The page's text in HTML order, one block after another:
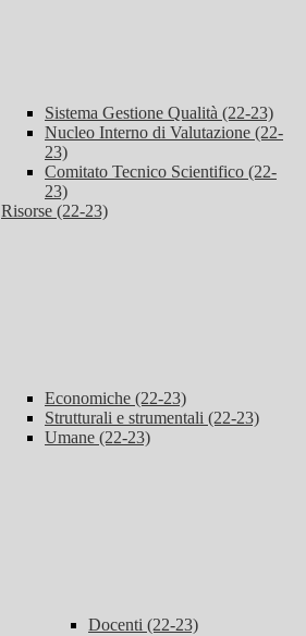
Sistema Gestione Qualità (22-23)
Nucleo Interno di Valutazione (22-
23)
Comitato Tecnico Scientifico (22-
23)
Risorse (22-23)
Economiche (22-23)
Strutturali e strumentali (22-23)
Umane (22-23)
Docenti (22-23)